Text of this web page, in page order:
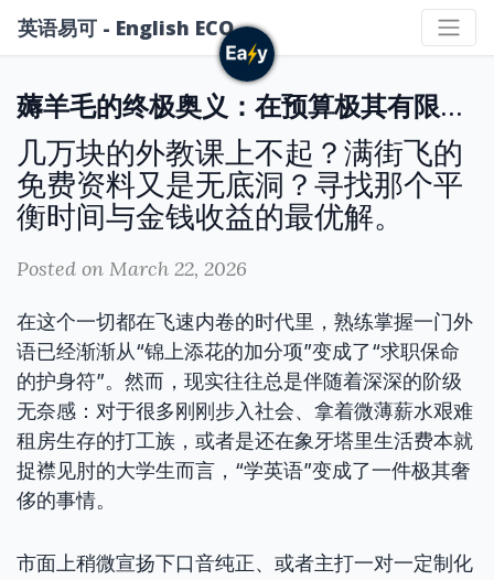
英语易可 - English ECO
薅羊毛的终极奥义：在预算极其有限的情况下，穷算如何搞定高质量外语脱盲
几万块的外教课上不起？满街飞的
免费资料又是无底洞？寻找那个平
衡时间与金钱收益的最优解。
Posted on March 22, 2026
在这个一切都在飞速内卷的时代里，熟练掌握一门外
语已经渐渐从“锦上添花的加分项”变成了“求职保命
的护身符”。然而，现实往往总是伴随着深深的阶级
无奈感：对于很多刚刚步入社会、拿着微薄薪水艰难
租房生存的打工族，或者是还在象牙塔里生活费本就
捉襟见肘的大学生而言，“学英语”变成了一件极其奢
侈的事情。
市面上稍微宣扬下口音纯正、或者主打一对一定制化